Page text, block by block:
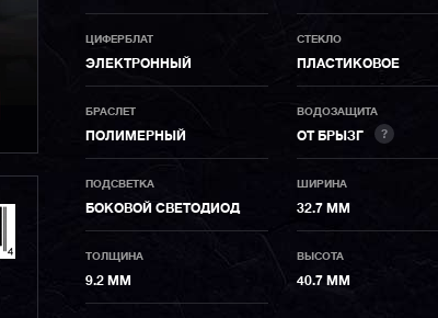
ЦИФЕРБЛАТ
ЭЛЕКТРОННЫЙ
СТЕКЛО
ПЛАСТИКОВОЕ
БРАСЛЕТ
ПОЛИМЕРНЫЙ
ВОДОЗАЩИТА
ОТ БРЫЗГ ?
ПОДСВЕТКА
БОКОВОЙ СВЕТОДИОД
ШИРИНА
32.7 ММ
ТОЛЩИНА
9.2 ММ
ВЫСОТА
40.7 ММ